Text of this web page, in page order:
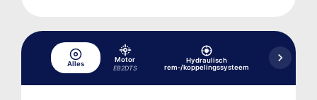
Alles
Motor
EB2DTS
Hydraulisch
rem-/koppelingssysteem
Koelsysteem